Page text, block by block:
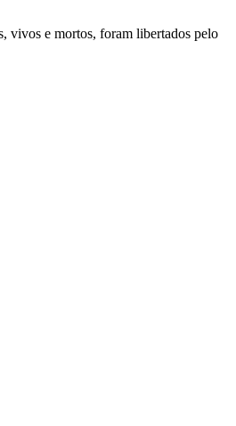
vivos e mortos, foram libertados pelo